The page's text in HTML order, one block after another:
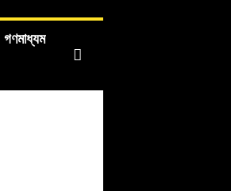
গণমাধ্যম